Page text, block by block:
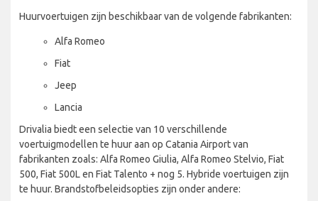
Huurvoertuigen zijn beschikbaar van de volgende fabrikanten:
Alfa Romeo
Fiat
Jeep
Lancia
Drivalia biedt een selectie van 10 verschillende
voertuigmodellen te huur aan op Catania Airport van
fabrikanten zoals: Alfa Romeo Giulia, Alfa Romeo Stelvio, Fiat
500, Fiat 500L en Fiat Talento + nog 5. Hybride voertuigen zijn
te huur. Brandstofbeleidsopties zijn onder andere: